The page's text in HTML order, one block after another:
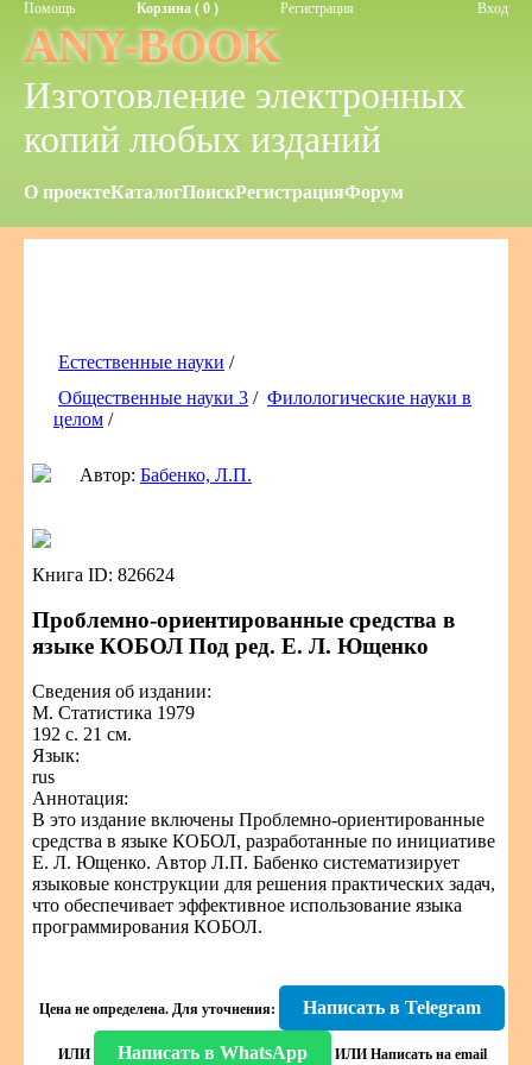
Помощь Корзина ( 0 ) Регистрация Вход
ANY-BOOK
Изготовление электронных
копий любых изданий
О проектеКаталогПоискРегистрацияФорум
Естественные науки /
Общественные науки 3 / Филологические науки в
целом /
Автор: Бабенко, Л.П.
Книга ID: 826624
Проблемно-ориентированные средства в
языке КОБОЛ Под ред. Е. Л. Ющенко
Сведения об издании:
М. Статистика 1979
192 с. 21 см.
Язык:
rus
Аннотация:
В это издание включены Проблемно-ориентированные
средства в языке КОБОЛ, разработанные по инициативе
Е. Л. Ющенко. Автор Л.П. Бабенко систематизирует
языковые конструкции для решения практических задач,
что обеспечивает эффективное использование языка
программирования КОБОЛ.
Цена не определена. Для уточнения: Написать в Telegram
ИЛИ Написать в WhatsApp ИЛИ Написать на email